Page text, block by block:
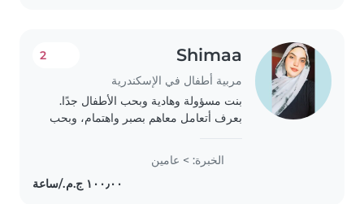
Shimaa
مربية أطفال في الإسكندرية
2
بنت مسؤولة وهادية وبحب الأطفال جدًا.
بعرف أتعامل معاهم بصبر واهتمام، وبحب
بالمواعيد، وبحاول أكون عند حسن ظن أي
أسرة أشتغل معاها، ومستعدة أتعلم أي..
الخبرة: > عامين